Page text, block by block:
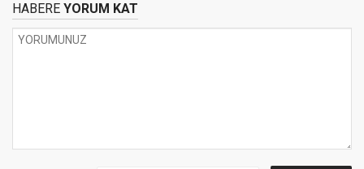
HABERE YORUM KAT